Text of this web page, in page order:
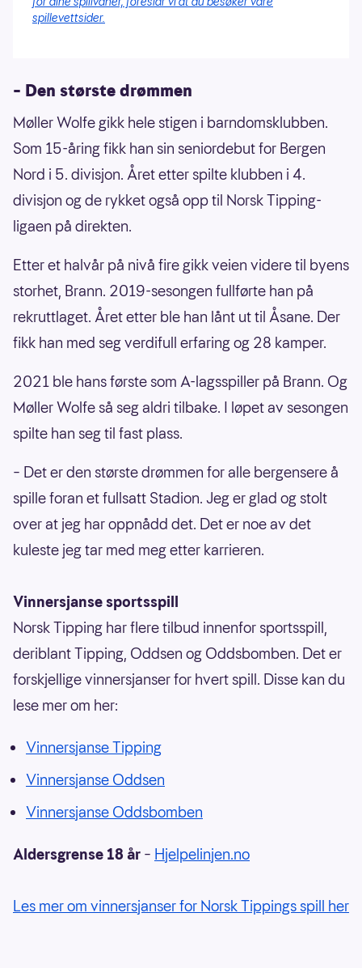
spillevettsider.
– Den største drømmen
Møller Wolfe gikk hele stigen i barndomsklubben.
Som 15-åring fikk han sin seniordebut for Bergen
Nord i 5. divisjon. Året etter spilte klubben i 4.
divisjon og de rykket også opp til Norsk Tipping-
ligaen på direkten.
Etter et halvår på nivå fire gikk veien videre til byens
storhet, Brann. 2019-sesongen fullførte han på
rekruttlaget. Året etter ble han lånt ut til Åsane. Der
fikk han med seg verdifull erfaring og 28 kamper.
2021 ble hans første som A-lagsspiller på Brann. Og
Møller Wolfe så seg aldri tilbake. I løpet av sesongen
spilte han seg til fast plass.
– Det er den største drømmen for alle bergensere å
spille foran et fullsatt Stadion. Jeg er glad og stolt
over at jeg har oppnådd det. Det er noe av det
kuleste jeg tar med meg etter karrieren.
Vinnersjanse sportsspill
Norsk Tipping har flere tilbud innenfor sportsspill,
deriblant Tipping, Oddsen og Oddsbomben. Det er
forskjellige vinnersjanser for hvert spill. Disse kan du
lese mer om her:
Vinnersjanse Tipping
Vinnersjanse Oddsen
Vinnersjanse Oddsbomben
Aldersgrense 18 år – Hjelpelinjen.no
Les mer om vinnersjanser for Norsk Tippings spill her